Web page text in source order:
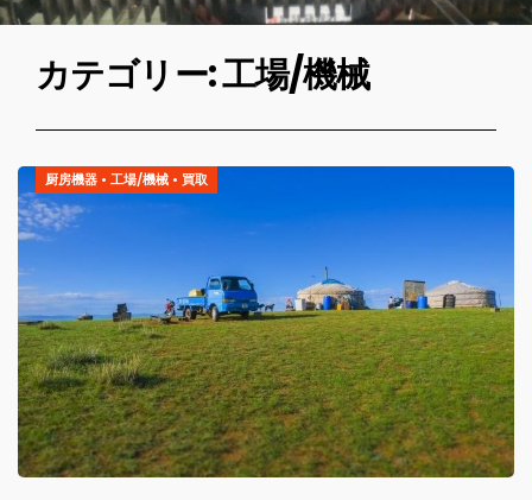
カテゴリー: 工場/機械
厨房機器 • 工場/機械 • 買取